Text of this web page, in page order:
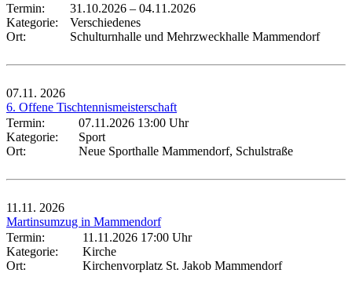
Termin:
31.10.2026 – 04.11.2026
Kategorie:
Verschiedenes
Ort:
Schulturnhalle und Mehrzweckhalle Mammendorf
07.11. 2026
6. Offene Tischtennismeisterschaft
Termin:
07.11.2026 13:00 Uhr
Kategorie:
Sport
Ort:
Neue Sporthalle Mammendorf, Schulstraße
11.11. 2026
Martinsumzug in Mammendorf
Termin:
11.11.2026 17:00 Uhr
Kategorie:
Kirche
Ort:
Kirchenvorplatz St. Jakob Mammendorf